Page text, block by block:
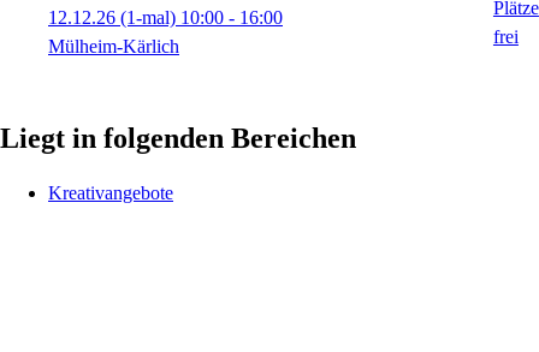
12.12.26 (1-mal) 10:00 - 16:00
Mülheim-Kärlich
Liegt in folgenden Bereichen
Kreativangebote